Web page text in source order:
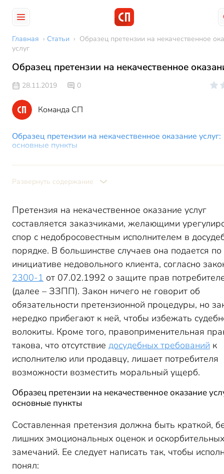
Главная › Статьи › Образец претензии на некачественное
услуг
Образец претензии на некачественное
28.11.2019 0
Команда СП
Образец претензии на некачественное оказание услуг:
основные пункты
Предлагаемый вариант решения спора
Развернуть содержание
Претензия на некачественное оказание услуг
составляется заказчиками, желающими
спор с недобросовестным исполнителем в
порядке. В большинстве случаев она подается по
инициативе недовольного клиента, согласно
2300-1 от 07.02.1992 о защите прав
(далее – ЗЗПП). Закон ничего не говорит об
обязательности претензионной процедуры, но
нередко прибегают к ней, чтобы избежать
волокиты. Кроме того, правоприменительная
такова, что отсутствие досудебных требований к
исполнителю или продавцу, лишает потребителя
возможности возместить моральный ущерб.
Образец претензии на некачественное оказание
основные пункты
Составленная претензия должна быть краткой,
лишних эмоциональных оценок и оскорбительных
замечаний. Ее следует написать так, чтобы
понял: